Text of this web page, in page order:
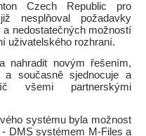
Czech Republic pro
nesplňoval požadavky
nedostatečných možností
uživatelského rozhraní.
nahradit novým řešením,
a současně sjednocuje a
všemi partnerskými
systému byla možnost
DMS systémem M-Files a